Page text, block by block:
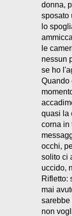
donna,
sposato
lo
le
nessun
se ho
Quando
quasi la
corna in
occhi,
solito ci
uccido,
Rifletto:
mai
sarebbe
non